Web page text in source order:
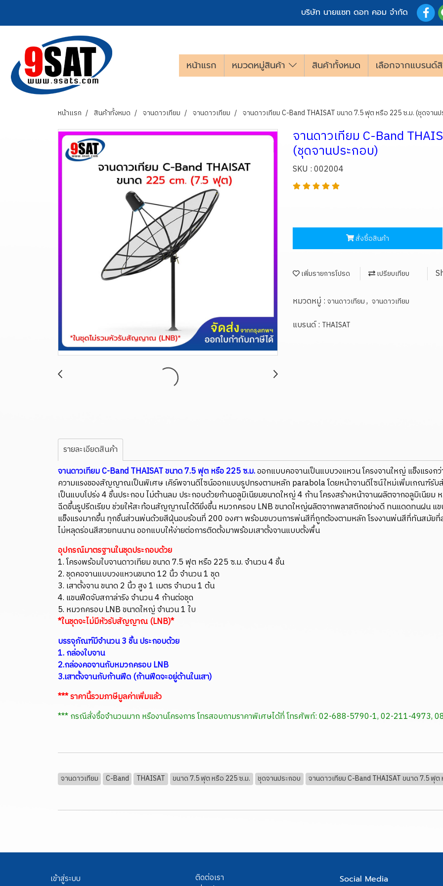
บริษัท นายแซท ดอท คอม จำกัด
หน้าแรก หมวดหมู่สินค้า สินค้าทั้งหมด เลือกจากแบรนด์
หน้าแรก สินค้าทั้งหมด จานดาวเทียม จานดาวเทียม จานดาวเทียม C-Band THAISAT ขนาด 7.5 ฟุต หรือ 225 ซ.ม. (ชุดจาน
จานดาวเทียม C-Band
(ชุดจานประกอบ)
SKU : 002004
สั่งซื้อสินค้า
เพิ่มรายการโปรด เปรียบเทียบ
หมวดหมู่ : จานดาวเทียม, จานดาวเทียม
แบรนด์ : THAISAT
รายละเอียดสินค้า
จานดาวเทียม C-Band THAISAT ขนาด 7.5 ฟุต หรือ 225 ซ.ม.ออกแบบคอจานเป็นแบบวงแหวน โครงจานใหญ่ แข็งแรงก
ความแรงของสัญญาณเป็นพิเศษ เคิร์พจานดีไซน์ออกแบบรูปทรงตามหลัก parabola โดยหน้าจานดีไซน์ใหม่เพิ่มเกณฑ์รั
เป็นแบบโปร่ง 4 ชิ้นประกอบ ไม่ต้านลม ประกอบด้วยก้านอลูมิเนียมขนาดใหญ่ 4 ก้าน โครงสร้างหน้าจานผลิตจากอลูมิเนีย
ฉีดขึ้นรูปรีดเรียบ ช่วยให้สะท้อนสัญญาณได้ดียิ่งขึ้น หมวกครอบ LNB ขนาดใหญ่ผลิตจากพลาสติกอย่างดี ทนแดดทนฝน แข
แข็งแรงมากขึ้น ทุกชิ้นส่วนพ่นด้วยสีฝุ่นอบร้อนที่ 200 องศา พร้อมขบวนการพ่นสีที่ถูกต้องตามหลัก โรงงานพ่นสีที่ทันสมัยที่สุ
ไม่หลุดร่อนสีสวยทนนาน ออกแบบให้ง่ายต่อการติดตั้งมาพร้อมเสาตั้งจานแบบตั้งพื้น
อุปกรณ์มาตรฐานในชุดประกอบด้วย
1. โครงพร้อมใบจานดาวเทียม ขนาด 7.5 ฟุต หรือ 225 ซ.ม. จำนวน 4 ชิ้น
2. ชุดคอจานแบบวงแหวนขนาด 12 นิ้ว จำนวน 1 ชุด
3. เสาตั้งจาน ขนาด 2 นิ้ว สูง 1 เมตร จำนวน 1 ต้น
4. แขนฟีดจับสกาล่าริง จำนวน 4 ก้านต่อชุด
5. หมวกครอบ LNB ขนาดใหญ่ จำนวน 1 ใบ
*ในชุดจะไม่มีหัวรับสัญญาณ (LNB)*
บรรจุภัณฑ์มีจำนวน 3 ชิ้น ประกอบด้วย
1. กล่องใบจาน
2.กล่องคอจานกับหมวกครอบ LNB
3.เสาตั้งจานกับก้านฟีด (ก้านฟีดจะอยู่ด้านในเสา)
*** ราคานี้รวมภาษีมูลค่าเพิ่มแล้ว
*** กรณีสั่งซื้อจำนวนมาก หรืองานโครงการ โทรสอบถามราคาพิเศษได้ที่ โทรศัพท์: 02-688-5790-1, 02-211-
จานดาวเทียม C-Band THAISAT ขนาด 7.5 ฟุต หรือ 225 ซ.ม. ชุดจานประกอบ จานดาวเทียม C-Band THAISAT ขนาด 7.5 ฟุ
เข้าสู่ระบบ
ติดต่อเรา
Social Media